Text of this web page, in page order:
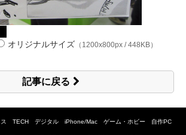
オリジナルサイズ （1200x800px / 448KB）
記事に戻る
TECH デジタル iPhone/Mac ゲーム・ホビー 自作PC